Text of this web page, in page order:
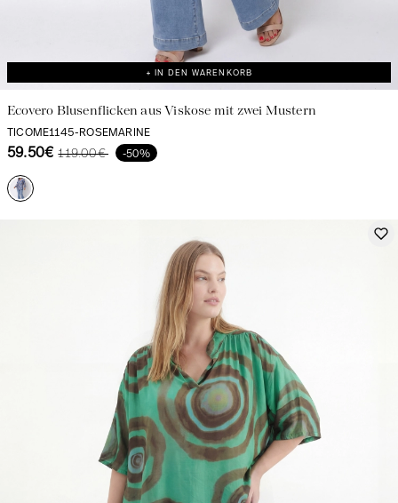
+ IN DEN WARENKORB
Ecovero Blusenflicken aus Viskose mit zwei Mustern
TICOME1145-ROSEMARINE
59.50€ 119.00€ -50%